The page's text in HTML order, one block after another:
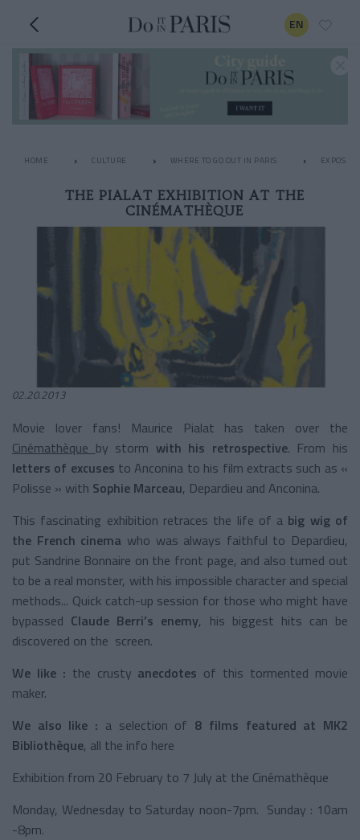
EN
HOME CULTURE WHERE TO GO OUT IN PARIS EXPOS
THE PIALAT EXHIBITION AT THE
CINÉMATHÈQUE
02.20.2013
Movie lover fans! Maurice Pialat has taken over the
Cinémathèque by storm with his retrospective. From his
letters of excuses to Anconina to his film extracts such as «
Polisse » with Sophie Marceau, Depardieu and Anconina.
This fascinating exhibition retraces the life of a big wig of
the French cinema who was always faithful to Depardieu,
put Sandrine Bonnaire on the front page, and also turned out
to be a real monster, with his impossible character and special
methods... Quick catch-up session for those who might have
bypassed Claude Berri’s enemy, his biggest hits can be
discovered on the screen.
We like : the crusty anecdotes of this tormented movie
maker.
We also like : a selection of 8 films featured at MK2
Bibliothèque, all the info here
Exhibition from 20 February to 7 July at the Cinémathèque
Monday, Wednesday to Saturday noon-7pm. Sunday : 10am
-8pm.